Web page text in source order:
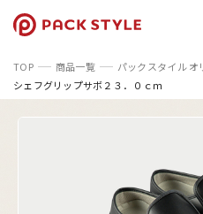
TOP 商品一覧
パックスタイル オ
シェフグリップサボ２３．０ｃｍ